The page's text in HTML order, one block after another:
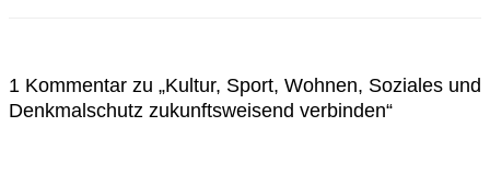
1 Kommentar zu „Kultur, Sport, Wohnen, Soziales und
Denkmalschutz zukunftsweisend verbinden“